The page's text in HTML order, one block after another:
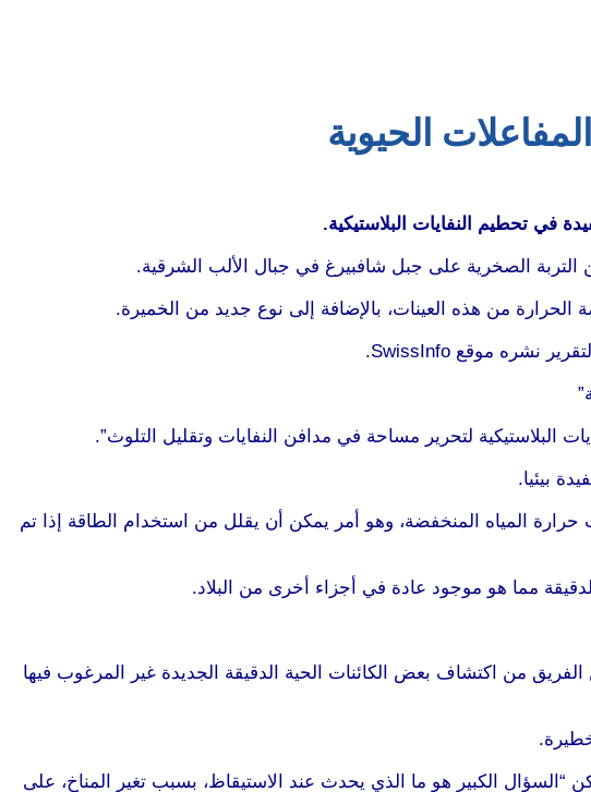
في تحطيم النفايات البلاستيكية.
البلاستيكية لتحرير مساحة في مدافن النفايات وتقليل التلوث”.
المياه المنخفضة، وهو أمر يمكن أن يقلل من استخدام الطاقة إذا تم
من اكتشاف بعض الكائنات الحية الدقيقة الجديدة غير المرغوب فيها
“السؤال الكبير هو ما الذي يحدث عند الاستيقاظ، بسبب تغير المناخ، على